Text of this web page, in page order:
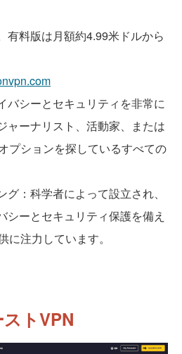
有料版は月額約4.99米ドルから
バシーとセキュリティを非常に
ャーナリスト、活動家、または
プションを探しているすべての
：科学者によって設立され、
シーとセキュリティ保護を備え
に注力しています。
トVPN